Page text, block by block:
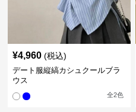
¥4,960 (税込)
デート服縦縞カシュクールブラ
ウス
全2色